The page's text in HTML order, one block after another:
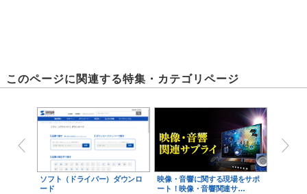
このページに関連する特集・カテゴリページ
ソフト（ドライバー）ダウンロ
ード
映像・音響に関する現場をサポ
ート！映像・音響関連サ…